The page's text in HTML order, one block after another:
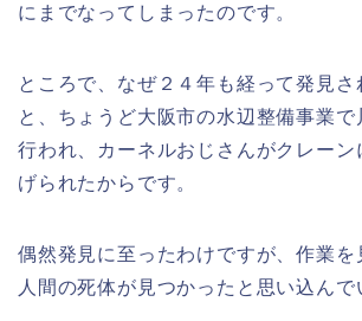
にまでなってしまったのです。
ところで、なぜ２４年も経って発見さ
と、ちょうど大阪市の水辺整備事業で
行われ、カーネルおじさんがクレーン
げられたからです。
偶然発見に至ったわけですが、作業を
人間の死体が見つかったと思い込んで